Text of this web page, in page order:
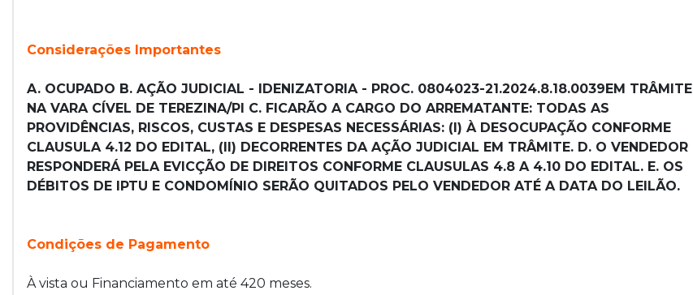
Considerações Importantes
A. OCUPADO B. AÇÃO JUDICIAL - IDENIZATORIA - PROC. 0804023-21.2024.8.18.0039EM TRÂMITE
NA VARA CÍVEL DE TEREZINA/PI C. FICARÃO A CARGO DO ARREMATANTE: TODAS AS
PROVIDÊNCIAS, RISCOS, CUSTAS E DESPESAS NECESSÁRIAS: (I) À DESOCUPAÇÃO CONFORME
CLAUSULA 4.12 DO EDITAL, (II) DECORRENTES DA AÇÃO JUDICIAL EM TRÂMITE. D. O VENDEDOR
RESPONDERÁ PELA EVICÇÃO DE DIREITOS CONFORME CLAUSULAS 4.8 A 4.10 DO EDITAL. E. OS
DÉBITOS DE IPTU E CONDOMÍNIO SERÃO QUITADOS PELO VENDEDOR ATÉ A DATA DO LEILÃO.
Condições de Pagamento
À vista ou Financiamento em até 420 meses.